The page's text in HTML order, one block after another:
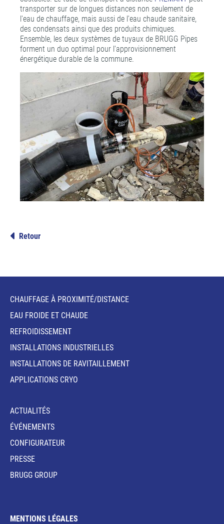
transporter sur de longues distances non seulement de
l'eau de chauffage, mais aussi de l'eau chaude sanitaire,
des condensats ainsi que des produits chimiques.
Ensemble, les deux systèmes de tuyaux de BRUGG Pipes
forment un duo optimal pour l'approvisionnement
énergétique durable de la commune.
Retour
CHAUFFAGE À PROXIMITÉ/DISTANCE
EAU FROIDE ET CHAUDE
REFROIDISSEMENT
INSTALLATIONS INDUSTRIELLES
INSTALLATIONS DE RAVITAILLEMENT
APPLICATIONS CRYO
ACTUALITÉS
ÉVÉNEMENTS
CONFIGURATEUR
PRESSE
BRUGG GROUP
MENTIONS LÉGALES